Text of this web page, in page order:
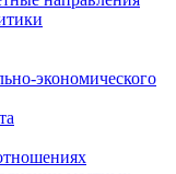
экономического